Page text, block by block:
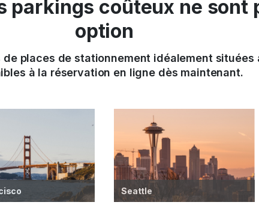
parkings coûteux ne sont
option
places de stationnement idéalement situées
à la réservation en ligne dès maintenant.
Seattle